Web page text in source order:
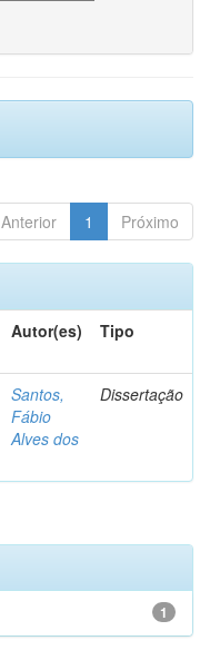
Anterior 1 Próximo
Autor(es) Tipo
Santos,
Fábio
Alves dos
Dissertação
1